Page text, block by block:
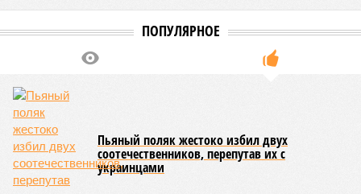
ПОПУЛЯРНОЕ
Пьяный поляк жестоко избил двух
соотечественников, перепутав их с
украинцами